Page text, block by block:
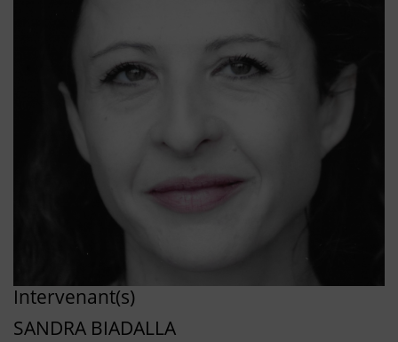
Intervenant(s)
SANDRA BIADALLA